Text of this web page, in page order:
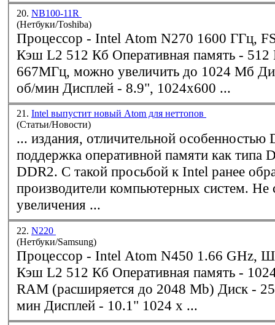
20. NB100-11R
(Нетбуки/Toshiba)
Процессор - Intel Atom N270 1600 ГГц, FSB 533 МГц,
Кэш L2 512 Кб Оперативная память -
667МГц, можно увеличить до 1024 Мб Диск - 80 Гб, 5400
об/мин Дисплей - 8.9", 1024x600 ...
21. Intel выпустит новый Atom для неттопов
(Статьи/Новости)
... издания, отличительной особенностью
поддержка оперативной памяти как типа
DDR2. С такой просьбой к Intel ранее
производители компьютерных систем. Не
увеличения ...
22. N220
(Нетбуки/Samsung)
Процессор - Intel Atom N450 1.66 GHz, Шина 667 МГц,
Кэш L2 512 Кб
RAM (расширяется до 2048 Mb) Диск - 250 Гб. 5400 об/
мин Дисплей - 10.1" 1024 x ...